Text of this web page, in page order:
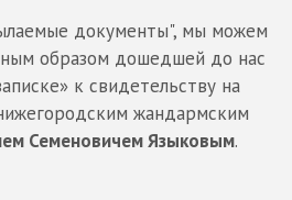
документы", мы можем
образом дошедшей до нас
к свидетельству на
жандармским
Семеновичем Языковым.